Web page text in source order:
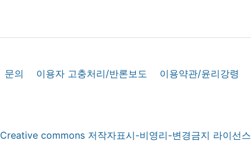
문의 이용자 고충처리/반론보도 이용약관/윤리강령
Creative commons 저작자표시-비영리-변경금지 라이선스